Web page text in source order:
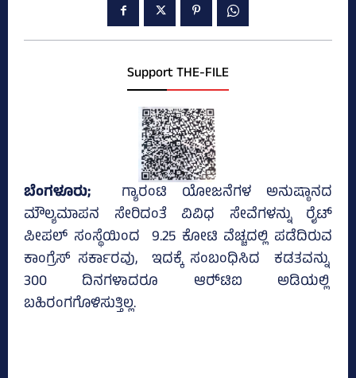
Support THE-FILE
ಬೆಂಗಳೂರು;
ಗ್ಯಾರಂಟಿ ಯೋಜನೆಗಳ ಅನುಷ್ಠಾನದ
ಮೌಲ್ಯಮಾಪನ ಸೇರಿದಂತೆ ವಿವಿಧ ಸೇವೆಗಳನ್ನು ರೈಟ್‌
ಪೀಪಲ್‌ ಸಂಸ್ಥೆಯಿಂದ 9.25 ಕೋಟಿ ವೆಚ್ಚದಲ್ಲಿ ಪಡೆದಿರುವ
ಕಾಂಗ್ರೆಸ್‌ ಸರ್ಕಾರವು, ಇದಕ್ಕೆ ಸಂಬಂಧಿಸಿದ ಕಡತವನ್ನು
300 ದಿನಗಳಾದರೂ ಆರ್‍‌ಟಿಐ ಅಡಿಯಲ್ಲಿ
ಬಹಿರಂಗಗೊಳಿಸುತ್ತಿಲ್ಲ.